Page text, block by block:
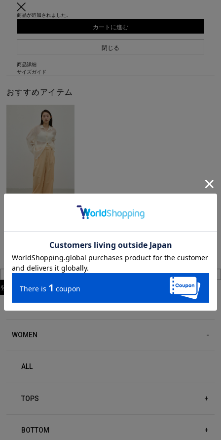
商品が追加されました。
カートに進む
閉じる
商品詳細
サイズガイド
おすすめアイテム
WOMEN
ALL
TOPS +
BOTTOM +